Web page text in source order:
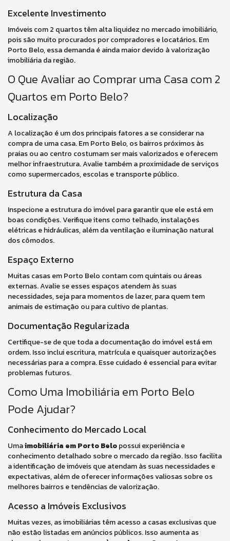
Excelente Investimento
Imóveis com 2 quartos têm alta liquidez no mercado imobiliário,
pois são muito procurados por compradores e locatários. Em
Porto Belo, essa demanda é ainda maior devido à valorização
imobiliária da região.
O Que Avaliar ao Comprar uma Casa com 2
Quartos em Porto Belo?
Localização
A localização é um dos principais fatores a se considerar na
compra de uma casa. Em Porto Belo, os bairros próximos às
praias ou ao centro costumam ser mais valorizados e oferecem
melhor infraestrutura. Avalie também a proximidade de serviços
como supermercados, escolas e transporte público.
Estrutura da Casa
Inspecione a estrutura do imóvel para garantir que ele está em
boas condições. Verifique itens como telhado, instalações
elétricas e hidráulicas, além da ventilação e iluminação natural
dos cômodos.
Espaço Externo
Muitas casas em Porto Belo contam com quintais ou áreas
externas. Avalie se esses espaços atendem às suas
necessidades, seja para momentos de lazer, para quem tem
animais de estimação ou para cultivo de plantas.
Documentação Regularizada
Certifique-se de que toda a documentação do imóvel está em
ordem. Isso inclui escritura, matrícula e quaisquer autorizações
necessárias para a compra. Esse cuidado é essencial para evitar
problemas futuros.
Como Uma Imobiliária em Porto Belo
Pode Ajudar?
Conhecimento do Mercado Local
Umaimobiliária em Porto Belopossui experiência e
conhecimento detalhado sobre o mercado da região. Isso facilita
a identificação de imóveis que atendam às suas necessidades e
expectativas, além de oferecer informações valiosas sobre os
melhores bairros e tendências de valorização.
Acesso a Imóveis Exclusivos
Muitas vezes, as imobiliárias têm acesso a casas exclusivas que
não estão listadas em anúncios públicos. Isso aumenta as